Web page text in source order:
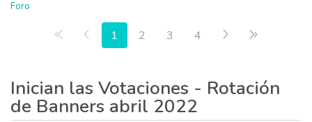
Foro
Primera página
Anterior
1 2 3 4 Siguiente
Inician las Votaciones - Rotación
de Banners abril 2022